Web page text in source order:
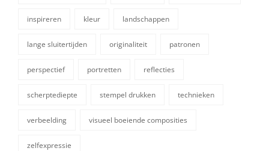
inspireren kleur landschappen
lange sluitertijden originaliteit patronen
perspectief portretten reflecties
scherptediepte stempel drukken technieken
verbeelding visueel boeiende composities
zelfexpressie